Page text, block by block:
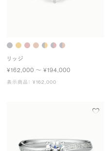
リッジ
¥162,000 〜 ¥194,000
表示商品： ¥162,000